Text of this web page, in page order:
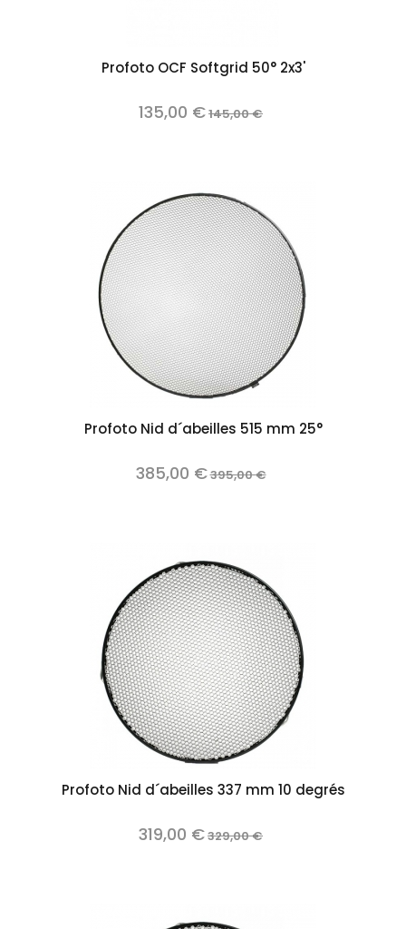
Profoto OCF Softgrid 50° 2x3'
135,00 €145,00 €
Profoto Nid d´abeilles 515 mm 25°
385,00 €395,00 €
Profoto Nid d´abeilles 337 mm 10 degrés
319,00 €329,00 €